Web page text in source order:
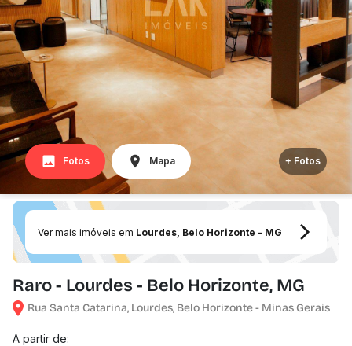
Fotos Mapa + Fotos
Ver mais imóveis em Lourdes, Belo Horizonte - MG
Raro - Lourdes - Belo Horizonte, MG
Rua Santa Catarina, Lourdes, Belo Horizonte - Minas Gerais
A partir de: